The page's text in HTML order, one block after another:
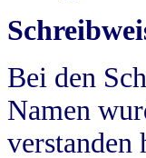
Bei den
Namen
verstanden